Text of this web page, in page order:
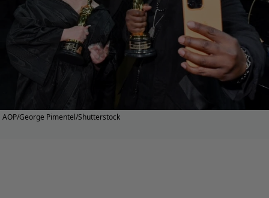
AOP/George Pimentel/Shutterstock